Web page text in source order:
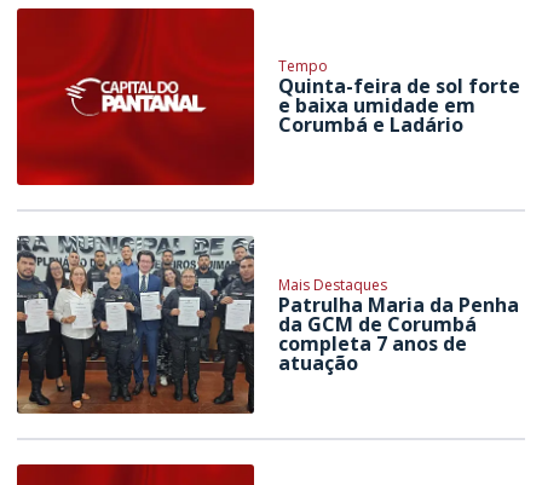
Tempo
Quinta-feira de sol forte
e baixa umidade em
Corumbá e Ladário
Mais Destaques
Patrulha Maria da Penha
da GCM de Corumbá
completa 7 anos de
atuação